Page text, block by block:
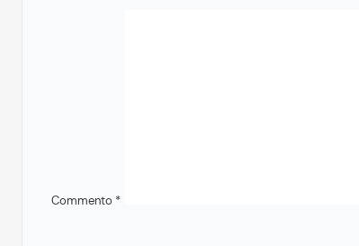
Commento *